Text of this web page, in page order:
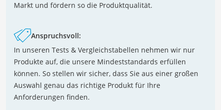
Markt und fördern so die Produktqualität.
Anspruchsvoll:
In unseren Tests & Vergleichstabellen nehmen wir nur
Produkte auf, die unsere Mindeststandards erfüllen
können. So stellen wir sicher, dass Sie aus einer großen
Auswahl genau das richtige Produkt für Ihre
Anforderungen finden.